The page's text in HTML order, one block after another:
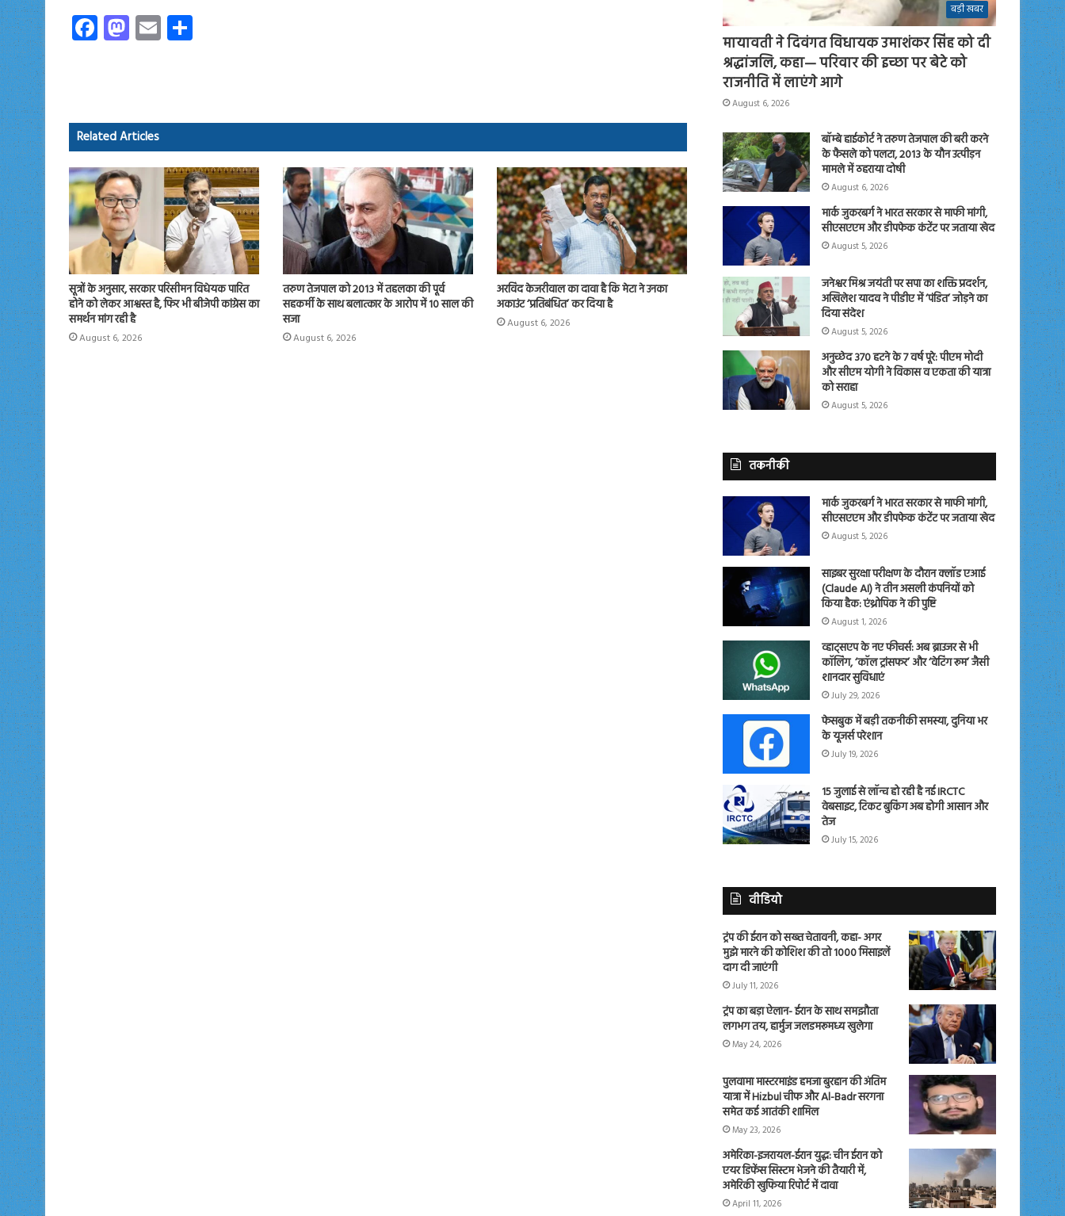
Fa
ce
ok
M
as
o
n
E
m
Related Articles
सूत्रों के अनुसार, सरकार परिसीमन विधेयक पारित
होने को लेकर आश्वस्त है, फिर भी बीजेपी कांग्रेस का
समर्थन मांग रही है
August 6, 2026
तरुण तेजपाल को 2013 में तहलका की पूर्व
सहकर्मी के साथ बलात्कार के आरोप में 10 साल की
सजा
August 6, 2026
अरविंद केजरीवाल का दावा है कि मेटा ने उनका
अकाउंट ‘प्रतिबंधित’ कर दिया है
August 6, 2026
बड़ी खबर
मायावती ने दिवंगत विधायक उमाशंकर सिंह को दी
श्रद्धांजलि, कहा— परिवार की इच्छा पर बेटे को
राजनीति में लाएंगे आगे
August 6, 2026
बॉम्बे हाईकोर्ट ने तरुण तेजपाल की बरी करने
के फैसले को पलटा, 2013 के यौन उत्पीड़न
मामले में ठहराया दोषी
August 6, 2026
मार्क जुकरबर्ग ने भारत सरकार से माफी मांगी,
सीएसएएम और डीपफेक कंटेंट पर जताया खेद
August 5, 2026
जनेश्वर मिश्र जयंती पर सपा का शक्ति प्रदर्शन,
अखिलेश यादव ने पीडीए में ‘पंडित’ जोड़ने का
दिया संदेश
August 5, 2026
अनुच्छेद 370 हटने के 7 वर्ष पूरे: पीएम मोदी
और सीएम योगी ने विकास व एकता की यात्रा
को सराहा
August 5, 2026
तकनीकी
मार्क जुकरबर्ग ने भारत सरकार से माफी मांगी,
सीएसएएम और डीपफेक कंटेंट पर जताया खेद
August 5, 2026
साइबर सुरक्षा परीक्षण के दौरान क्लॉड एआई
(Claude AI) ने तीन असली कंपनियों को
किया हैक: एंथ्रोपिक ने की पुष्टि
August 1, 2026
व्हाट्सएप के नए फीचर्स: अब ब्राउजर से भी
कॉलिंग, ‘कॉल ट्रांसफर’ और ‘वेटिंग रूम’ जैसी
शानदार सुविधाएं
July 29, 2026
फेसबुक में बड़ी तकनीकी समस्या, दुनिया भर
के यूजर्स परेशान
July 19, 2026
15 जुलाई से लॉन्च हो रही है नई IRCTC
वेबसाइट, टिकट बुकिंग अब होगी आसान और
तेज
July 15, 2026
वीडियो
ट्रंप की ईरान को सख्त चेतावनी, कहा- अगर
मुझे मारने की कोशिश की तो 1000 मिसाइलें
दाग दी जाएंगी
July 11, 2026
ट्रंप का बड़ा ऐलान- ईरान के साथ समझौता
लगभग तय, हार्मुज जलडमरूमध्य खुलेगा
May 24, 2026
पुलवामा मास्टरमाइंड हमजा बुरहान की अंतिम
यात्रा में Hizbul चीफ और Al-Badr सरगना
समेत कई आतंकी शामिल
May 23, 2026
अमेरिका-इजरायल-ईरान युद्ध: चीन ईरान को
एयर डिफेंस सिस्टम भेजने की तैयारी में,
अमेरिकी खुफिया रिपोर्ट में दावा
April 11, 2026